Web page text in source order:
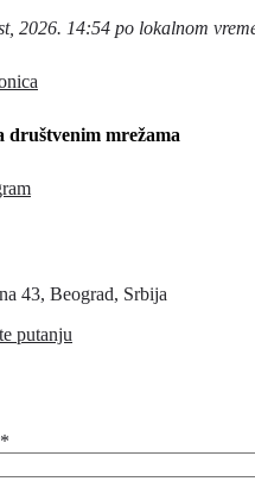
2026. 14:54 po lokalnom
društvenim mrežama
43, Beograd, Srbija
putanju